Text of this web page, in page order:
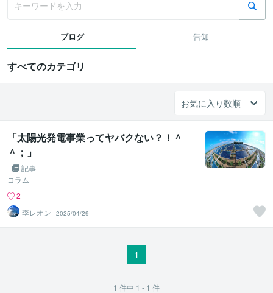
ブログ 告知
すべてのカテゴリ
「太陽光発電事業ってヤバクない？！＾
＾；」
記事
コラム
2
李レオン
2025/04/29
1
1 件中 1 - 1 件